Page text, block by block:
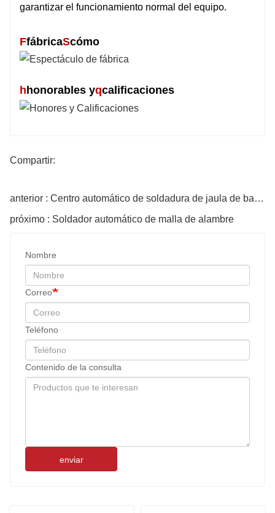
garantizar el funcionamiento normal del equipo.
FfábricaScómo
h honorables yqcalificaciones
Compartir:
anterior : Centro automático de soldadura de jaula de barra de acero
próximo : Soldador automático de malla de alambre
Nombre
Correo
Teléfono
Contenido de la consulta
enviar